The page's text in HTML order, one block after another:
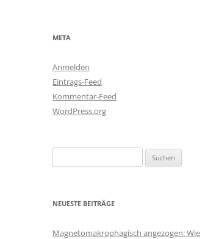
META
Anmelden
Eintrags-Feed
Kommentar-Feed
WordPress.org
nach:
NEUESTE BEITRÄGE
Magnetomakrophagisch angezogen: Wie